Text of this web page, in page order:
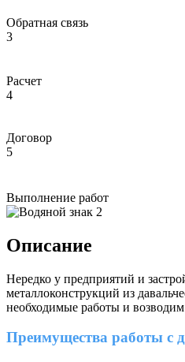
Обратная связь
3
Расчет
4
Договор
5
Выполнение работ
Описание
Нередко у предприятий и
металлоконструкций из
необходимые работы и
Преимущества работы с